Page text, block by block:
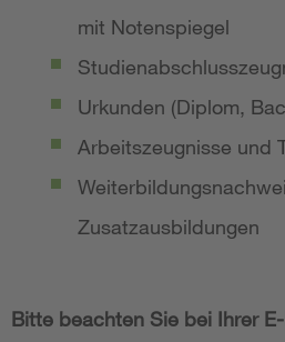
mit Notenspiegel
Urkunden (Diplom,
Arbeitszeugnisse und
Zusatzausbildungen
Bitte beachten Sie bei Ihrer